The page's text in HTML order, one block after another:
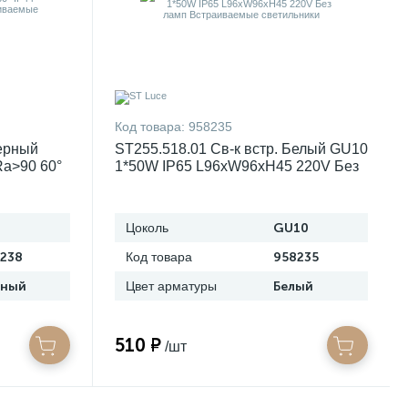
60°
Код товара: 958235
ST255.518.01 Св-к встр. Белый GU10
1*50W IP65 L96xW96xH45 220V Без
Цоколь GU10
Код товара 958235
Цвет арматуры Белый
510 ₽ /шт